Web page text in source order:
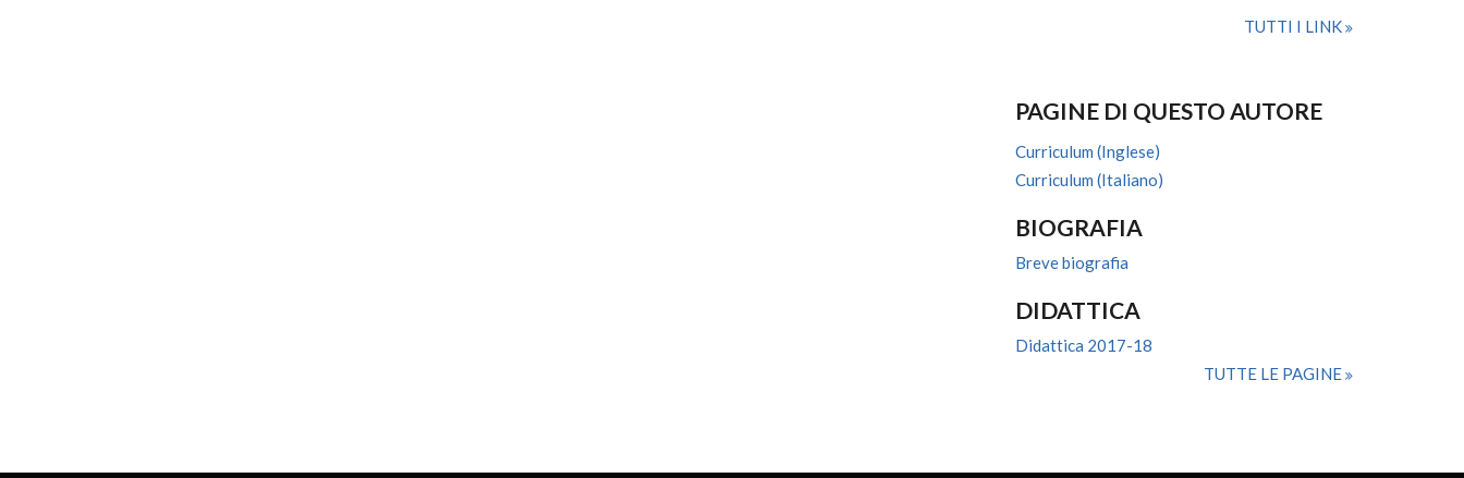
TUTTI I LINK
PAGINE DI QUESTO AUTORE
Curriculum (Inglese)
Curriculum (Italiano)
BIOGRAFIA
Breve biografia
DIDATTICA
Didattica 2017-18
TUTTE LE PAGINE